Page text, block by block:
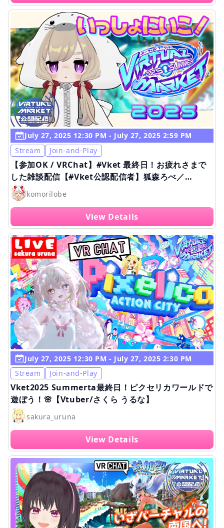
July 27, 2025 12:30 PM - July 27, 2025 2:59 PM
Stream
Join-and-Play
【参加OK / VRChat】#Vket 最終日！お疲れさまで
した雑談配信【#Vket公認配信者】狐森ろべ／
VTuberkomorilobe
View Details
July 27, 2025 12:30 PM - July 27, 2025 2:30 PM
Stream
Join-and-Play
Vket2025 Summerta最終日！ピクセリカワールドで
遊ぼう！🌸【Vtuber/さくら うるな】
sakura_uruna
View Details